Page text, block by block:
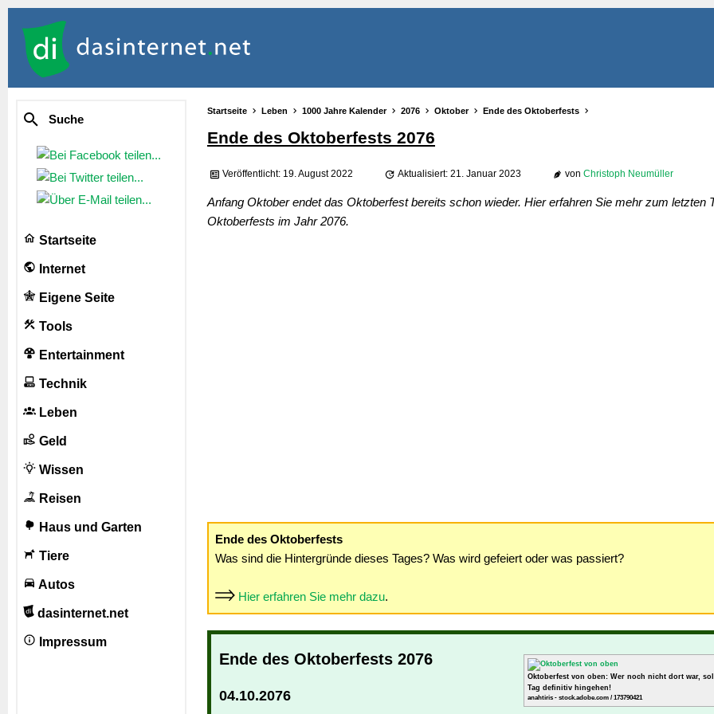
Suche
Startseite
Internet
Eigene Seite
Tools
Entertainment
Technik
Leben
Geld
Wissen
Reisen
Haus und Garten
Tiere
Autos
dasinternet.net
Impressum
Startseite Leben 1000 Jahre Kalender 2076 Oktober Ende des Oktoberfests
Ende des Oktoberfests 2076
Veröffentlicht: 19. August 2022 Aktualisiert: 21. Januar 2023 von Christoph Neumüller
Anfang Oktober endet das Oktoberfest bereits schon wieder. Hier erfahren Sie mehr zum letzten
Oktoberfests im Jahr 2076.
Ende des Oktoberfests
Was sind die Hintergründe dieses Tages? Was wird gefeiert oder was passiert?
Hier erfahren Sie mehr dazu.
Oktoberfest von oben: Wer noch nicht dort war,
Tag definitiv hingehen!
anahtiris - stock.adobe.com / 173790421
Ende des Oktoberfests 2076
04.10.2076